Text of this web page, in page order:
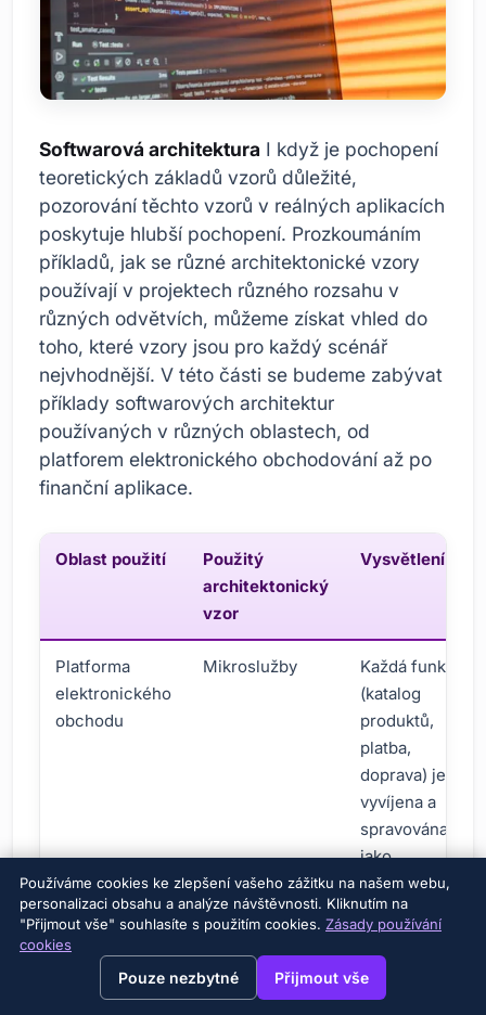
View this page in English? ×
Softwarová architektura I když je pochopení
teoretických základů vzorů důležité,
pozorování těchto vzorů v reálných aplikacích
poskytuje hlubší pochopení. Prozkoumáním
příkladů, jak se různé architektonické vzory
používají v projektech různého rozsahu v
různých odvětvích, můžeme získat vhled do
toho, které vzory jsou pro každý scénář
nejvhodnější. V této části se budeme zabývat
příklady softwarových architektur
používaných v různých oblastech, od
platforem elektronického obchodování až po
finanční aplikace.
Oblast použití
Použitý
architektonický
vzor
Vysvětlení
Platforma
elektronického
obchodu
Mikroslužby
Každá funkce
(katalog
produktů,
platba,
doprava) je
vyvíjena a
spravována
jako
samostatná
služba. To
usnadňuje
škálovatelnost
a nezávislý
Používáme cookies ke zlepšení vašeho zážitku na našem webu,
personalizaci obsahu a analýze návštěvnosti. Kliknutím na
"Přijmout vše" souhlasíte s použitím cookies. Zásady používání
cookies
Pouze nezbytné Přijmout vše